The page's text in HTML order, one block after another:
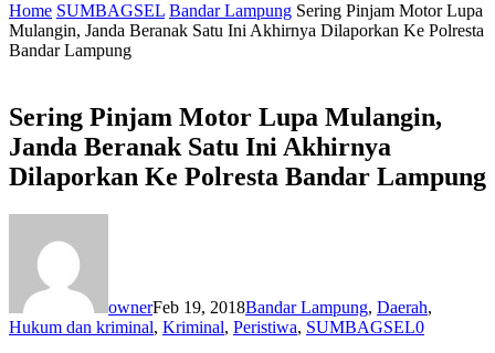
Home SUMBAGSEL Bandar Lampung Sering Pinjam Motor Lupa
Mulangin, Janda Beranak Satu Ini Akhirnya Dilaporkan Ke Polresta
Bandar Lampung
Sering Pinjam Motor Lupa Mulangin,
Janda Beranak Satu Ini Akhirnya
Dilaporkan Ke Polresta Bandar Lampung
ownerFeb 19, 2018Bandar Lampung, Daerah,
Hukum dan kriminal, Kriminal, Peristiwa, SUMBAGSEL0